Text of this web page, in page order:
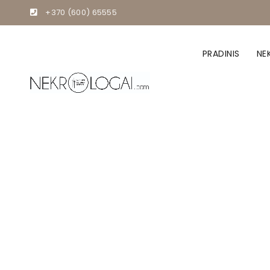
+370 (600) 65555
PRADINIS